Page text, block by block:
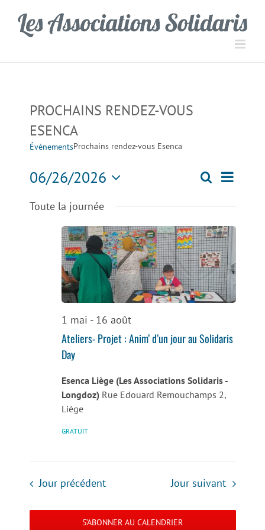
contenu
PROCHAINS RENDEZ-VOUS
ESENCA
ÉvènementsProchains rendez-vous Esenca
Recherche
navigation
de
vues
Recherche
vues
Jour
06/26/2026
une
Toute la journée
1 mai - 16 août
Ateliers- Projet : Anim’ d’un jour au Solidaris
Day
Esenca Liège (Les Associations Solidaris -
Longdoz) Rue Edouard Remouchamps 2,
Liège
GRATUIT
Jour précédent Jour suivant
S’ABONNER AU CALENDRIER